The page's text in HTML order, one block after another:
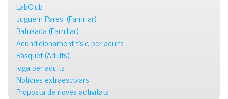
LabClub
Juguem Pares! (Familiar)
Batukada (Familiar)
Acondicionament físic per adults
Bàsquet (Adults)
Ioga per adults
Notícies extraescolars
Proposta de noves activitats